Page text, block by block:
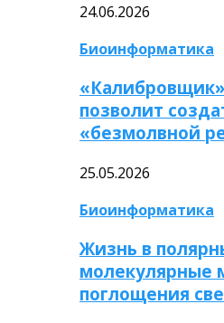
24.06.2026
Биоинформатика
позволит
«безмолвной
25.05.2026
Биоинформатика
Жизнь в
молекулярные
поглощения